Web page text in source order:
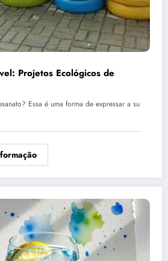
Projetos Ecológicos de
Essa é uma forma de expressar a su